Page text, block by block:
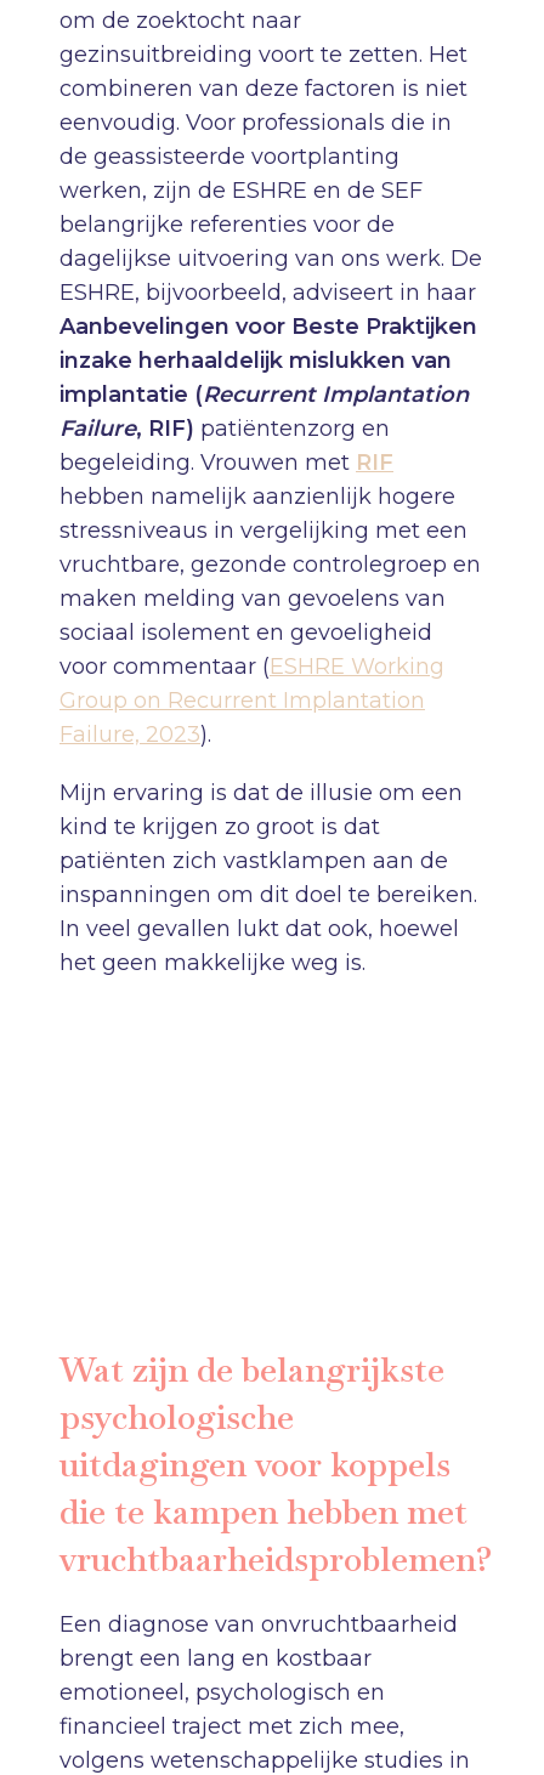
om de zoektocht naar
gezinsuitbreiding voort te zetten. Het
combineren van deze factoren is niet
eenvoudig. Voor professionals die in
de geassisteerde voortplanting
werken, zijn de ESHRE en de SEF
belangrijke referenties voor de
dagelijkse uitvoering van ons werk. De
ESHRE, bijvoorbeeld, adviseert in haar
Aanbevelingen voor Beste Praktijken
inzake herhaaldelijk mislukken van
implantatie (Recurrent Implantation
Failure, RIF) patiëntenzorg en
begeleiding. Vrouwen met RIF
hebben namelijk aanzienlijk hogere
stressniveaus in vergelijking met een
vruchtbare, gezonde controlegroep en
maken melding van gevoelens van
sociaal isolement en gevoeligheid
voor commentaar (ESHRE Working
Group on Recurrent Implantation
Failure, 2023).
Mijn ervaring is dat de illusie om een
kind te krijgen zo groot is dat
patiënten zich vastklampen aan de
inspanningen om dit doel te bereiken.
In veel gevallen lukt dat ook, hoewel
het geen makkelijke weg is.
Wat zijn de belangrijkste
psychologische
uitdagingen voor koppels
die te kampen hebben met
vruchtbaarheidsproblemen?
Een diagnose van onvruchtbaarheid
brengt een lang en kostbaar
emotioneel, psychologisch en
financieel traject met zich mee,
volgens wetenschappelijke studies in